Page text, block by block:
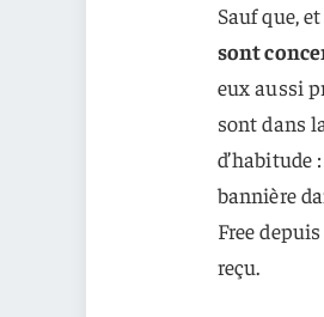
Sauf que,
sont
eux aussi
sont dans
d’habitude
bannière
Free
reçu.